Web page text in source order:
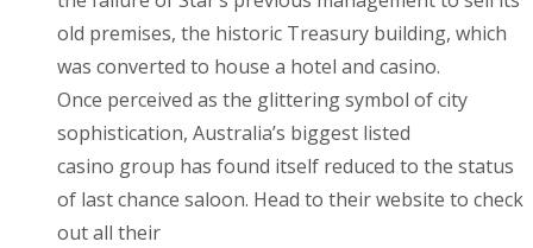
old premises, the historic Treasury building, which
was converted to house a hotel and casino.
Once perceived as the glittering symbol of city
sophistication, Australia’s biggest listed
casino group has found itself reduced to the status
of last chance saloon. Head to their website to check
out all their